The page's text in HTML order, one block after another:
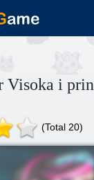
Visoka i
(Total 20)